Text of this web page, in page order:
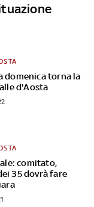
domenica torna la
d'Aosta
comitato,
35 dovrà fare